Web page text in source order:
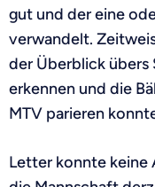
gut und der eine
verwandelt.
der Überblick übers
erkennen und die
MTV parieren
Letter konnte keine